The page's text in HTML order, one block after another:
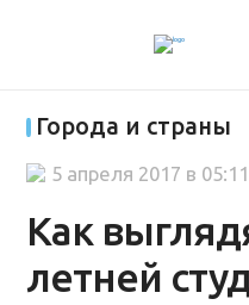
Города и страны
Как
летней
5 апреля 2017 в 05:11